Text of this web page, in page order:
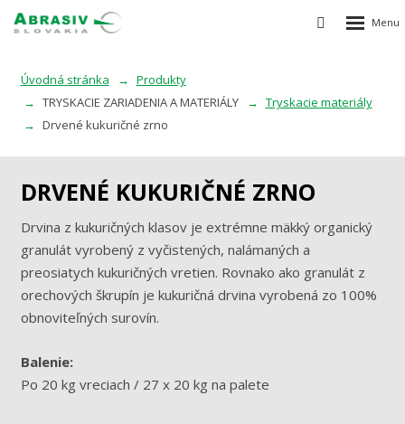
Vyhledávání
Rozbalení
Úvodná stránka
Produkty
TRYSKACIE ZARIADENIA A MATERIÁLY
Tryskacie materiály
Drvené kukuričné ​​zrno
DRVENÉ KUKURIČNÉ ​​ZRNO
Drvina z kukuričných klasov je extrémne mäkký organický
granulát vyrobený z vyčistených, nalámaných a
preosiatych kukuričných vretien. Rovnako ako granulát z
orechových škrupín je kukuričná drvina vyrobená zo 100%
obnoviteľných surovín.
Balenie:
Po 20 kg vreciach / 27 x 20 kg na palete